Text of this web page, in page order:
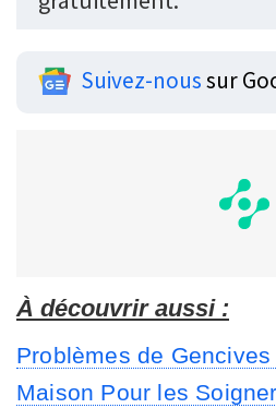
Suivez-noussur
À découvrir aussi :
Problèmes de
Maison Pour les